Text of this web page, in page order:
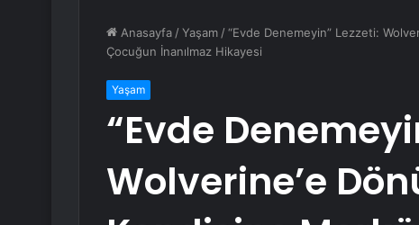
Anasayfa /Yaşam /“Evde Denemeyin” Lezzeti:
Çocuğun İnanılmaz Hikayesi
Yaşam
“Evde
Wolverine’e